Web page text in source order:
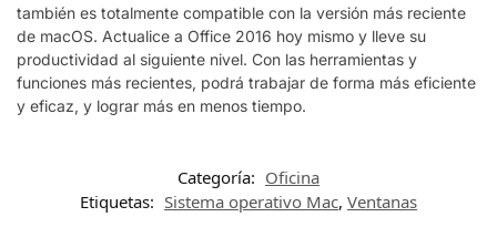
también es totalmente compatible con la versión más reciente
de macOS. Actualice a Office 2016 hoy mismo y lleve su
productividad al siguiente nivel. Con las herramientas y
funciones más recientes, podrá trabajar de forma más eficiente
y eficaz, y lograr más en menos tiempo.
Categoría: Oficina
Etiquetas: Sistema operativo Mac, Ventanas